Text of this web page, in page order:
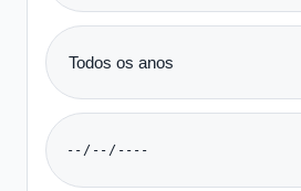
Ano
Data início